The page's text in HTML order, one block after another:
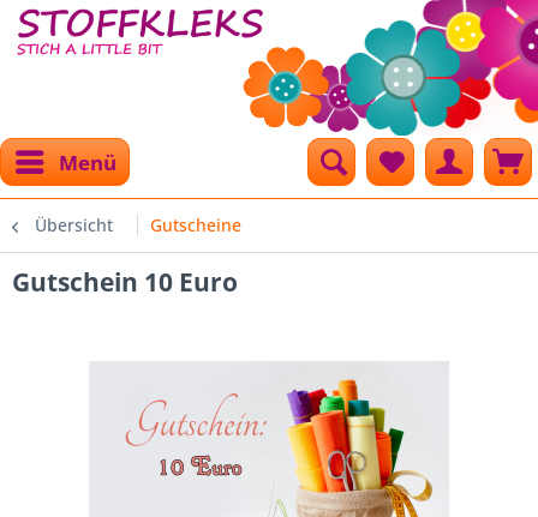
Menü
Übersicht Gutscheine
Gutschein 10 Euro